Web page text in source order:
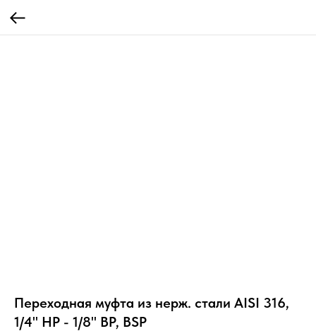
Переходная муфта из нерж. стали AISI 316,
1/4" НР - 1/8" ВР, BSP